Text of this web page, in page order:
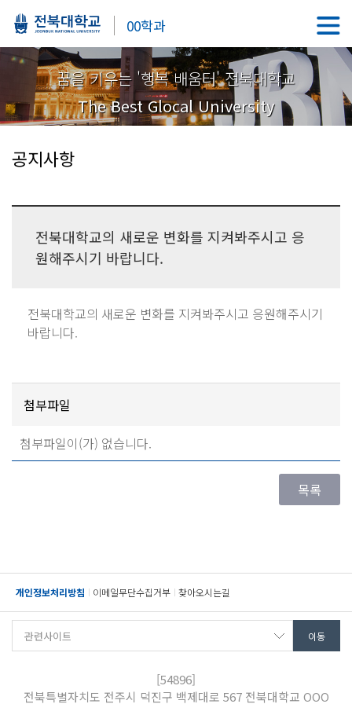
00학과
꿈을 키우는 '행복 배움터' 전북대학교
The Best Glocal University
공지사항
전북대학교의 새로운 변화를 지켜봐주시고 응
원해주시기 바랍니다.
전북대학교의 새로운 변화를 지켜봐주시고 응원해주시기
바랍니다.
첨부파일
첨부파일이(가) 없습니다.
개인정보처리방침 이메일무단수집거부 찾아오시는길
[54896]
전북특별자치도 전주시 덕진구 백제대로 567 전북대학교 OOO